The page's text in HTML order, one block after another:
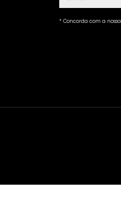
* Concorda com a nossa